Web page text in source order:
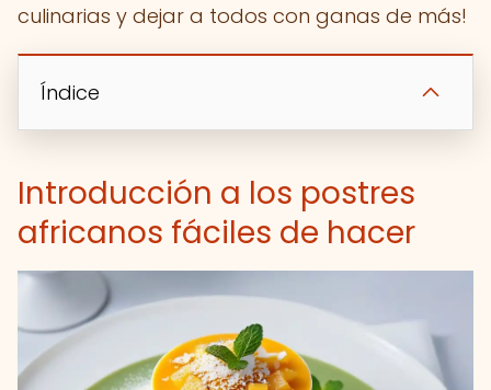
culinarias y dejar a todos con ganas de más!
Índice
Introducción a los postres
africanos fáciles de hacer